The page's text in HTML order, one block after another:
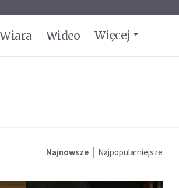
Wiara Wideo Więcej
Najnowsze Najpopularniejsze